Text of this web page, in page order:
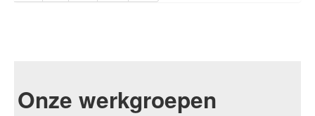
Onze werkgroepen